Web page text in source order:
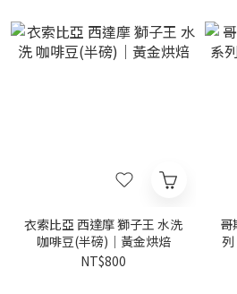
衣索比亞 西達摩 獅子王 水洗
咖啡豆(半磅)｜黃金烘焙
NT$800
哥